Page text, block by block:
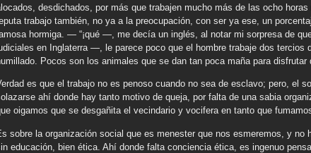
desdichados, por más que trabajen mucho más de las ocho
trabajo también, no ya a la preocupación, con ser ya ese, un
hormiga. — “¡qué —, me decía un inglés, al notar mi sorpresa de
en Inglaterra —, le parece poco que el hombre trabaje dos tercios
Pocos son los animales que se dan tan poca maña para
es que el trabajo no es penoso cuando no sea de esclavo; pero, el
ahí donde hay tanto motivo de queja, por falta de una sabia
oigamos que se desgañita el vecindario y vocifera en tanto que
sobre la organización social que es menester que nos esmeremos, y no
educación, bien ética. Ahí donde falta conciencia ética, es ingenuo